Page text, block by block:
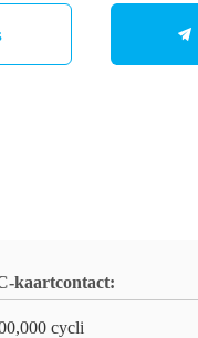
kaartcontact:
cycli